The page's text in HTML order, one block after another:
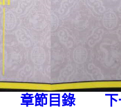
章節目錄